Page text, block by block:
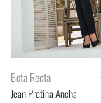
Bota Recta
Jean Pretina Ancha